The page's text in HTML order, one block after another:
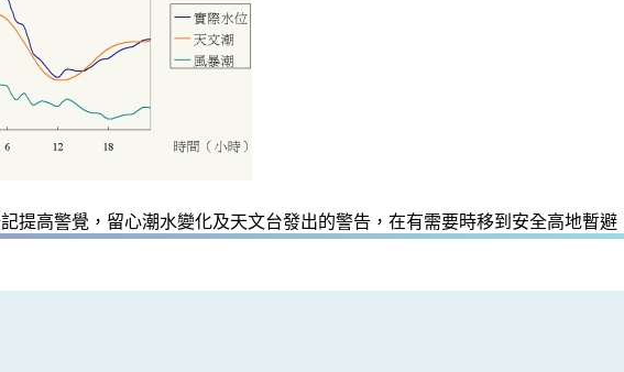
提高警覺，留心潮水變化及天文台發出的警告，在有需要時移到安全高地暫避